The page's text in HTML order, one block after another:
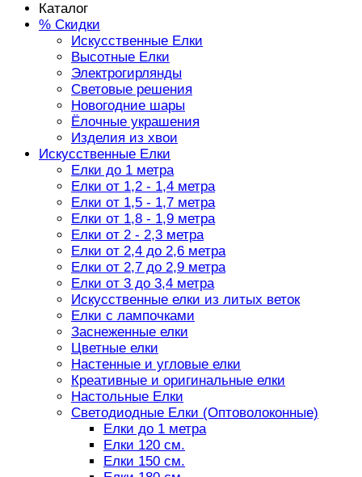
Каталог
% Скидки
Искусственные Елки
Высотные Елки
Электрогирлянды
Световые решения
Новогодние шары
Ёлочные украшения
Изделия из хвои
Искусственные Елки
Елки до 1 метра
Елки от 1,2 - 1,4 метра
Елки от 1,5 - 1,7 метра
Елки от 1,8 - 1,9 метра
Елки от 2 - 2,3 метра
Елки от 2,4 до 2,6 метра
Елки от 2,7 до 2,9 метра
Елки от 3 до 3,4 метра
Искусственные елки из литых веток
Елки с лампочками
Заснеженные елки
Цветные елки
Настенные и угловые елки
Креативные и оригинальные елки
Настольные Елки
Светодиодные Елки (Оптоволоконные)
Елки до 1 метра
Елки 120 см.
Елки 150 см.